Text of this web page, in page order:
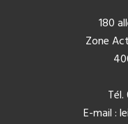
180
Zone
Tél.
E-mail :